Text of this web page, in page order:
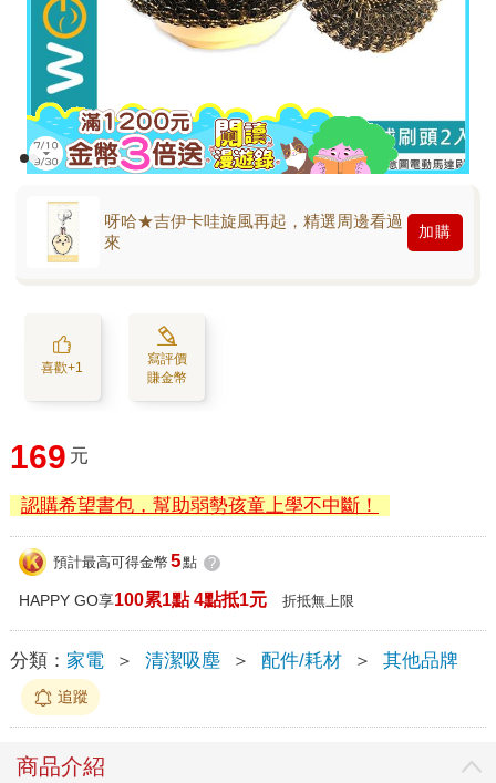
呀哈★吉伊卡哇旋風再起，精選周邊看過
來
加購
喜歡+1
寫評價
賺金幣
169 元
認購希望書包，幫助弱勢孩童上學不中斷！
預計最高可得金幣 5點 ?
HAPPY GO享100累1點 4點抵1元 折抵無上限
分類： 家電 ＞ 清潔吸塵 ＞ 配件/耗材 ＞ 其他品牌
追蹤
商品介紹